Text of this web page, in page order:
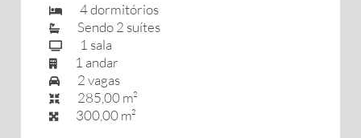
4 dormitórios
Sendo 2 suítes
1 sala
1 andar
2 vagas
285,00 m²
300,00 m²